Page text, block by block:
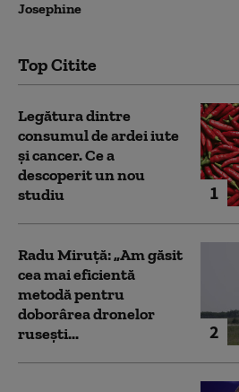
Josephine
Top Citite
1
Legătura dintre
consumul de ardei iute
și cancer. Ce a
descoperit un nou
studiu
2
Radu Miruță: „Am găsit
cea mai eficientă
metodă pentru
doborârea dronelor
rusești...